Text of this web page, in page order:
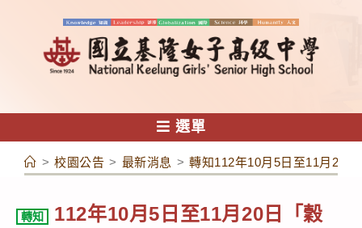
容
選單
> 校園公告 > 最新消息 > 轉知112年10月5日至11月20
轉知
112年10月5日至11月20日「穀